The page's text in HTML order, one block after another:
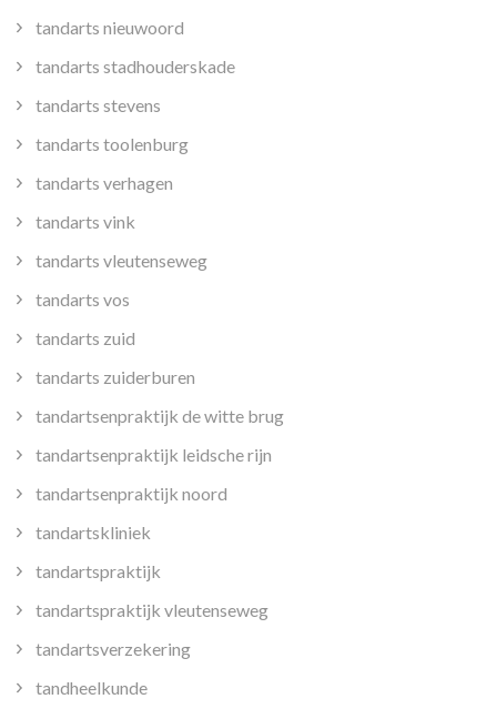
tandarts nieuwoord
tandarts stadhouderskade
tandarts stevens
tandarts toolenburg
tandarts verhagen
tandarts vink
tandarts vleutenseweg
tandarts vos
tandarts zuid
tandarts zuiderburen
tandartsenpraktijk de witte brug
tandartsenpraktijk leidsche rijn
tandartsenpraktijk noord
tandartskliniek
tandartspraktijk
tandartspraktijk vleutenseweg
tandartsverzekering
tandheelkunde